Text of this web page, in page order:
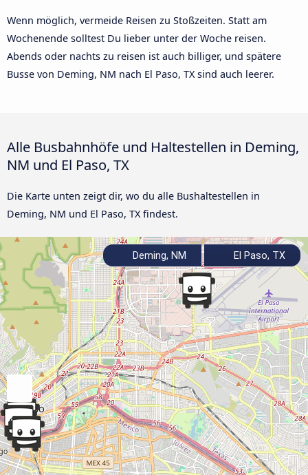
Wenn möglich, vermeide Reisen zu Stoßzeiten. Statt am
Wochenende solltest Du lieber unter der Woche reisen.
Abends oder nachts zu reisen ist auch billiger, und spätere
Busse von Deming, NM nach El Paso, TX sind auch leerer.
Alle Busbahnhöfe und Haltestellen in Deming,
NM und El Paso, TX
Die Karte unten zeigt dir, wo du alle Bushaltestellen in
Deming, NM und El Paso, TX findest.
Deming, NM El Paso, TX